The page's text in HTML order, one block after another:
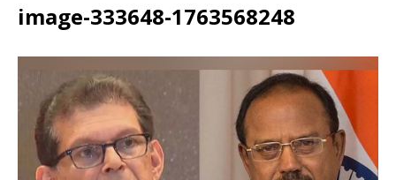
image-333648-1763568248